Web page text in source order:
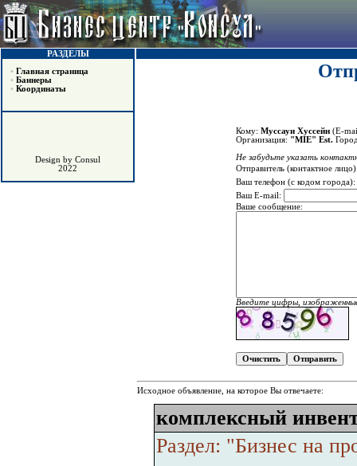
РАЗДЕЛЫ
• Главная страница
• Баннеры
• Координаты
Design by Consul
2022
Кому: Муссауи Хуссейн (E-
Организация: "MIE" Est.
Не забудьте указать
Отправитель (контактное
Ваш телефон (с кодом города):
Ваш E-mail:
Ваше сообщение:
Введите цифры,
Исходное объявление, на которое Вы отвечаете:
комплексный
Раздел: "Бизнес на